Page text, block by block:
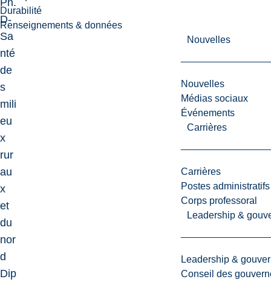
Durabilité
Renseignements & données
Nouvelles
Nouvelles
Médias sociaux
Événements
Carrières
Carrières
Postes
Corps professoral
Leadership &
Leadership &
Conseil des
Ph.
D-
Sa
nté
de
s
mili
eu
x
rur
au
x
et
du
nor
d
Dip